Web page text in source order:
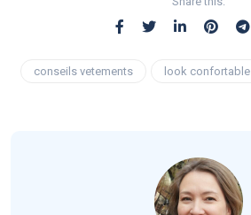
conseils vetements look confortable